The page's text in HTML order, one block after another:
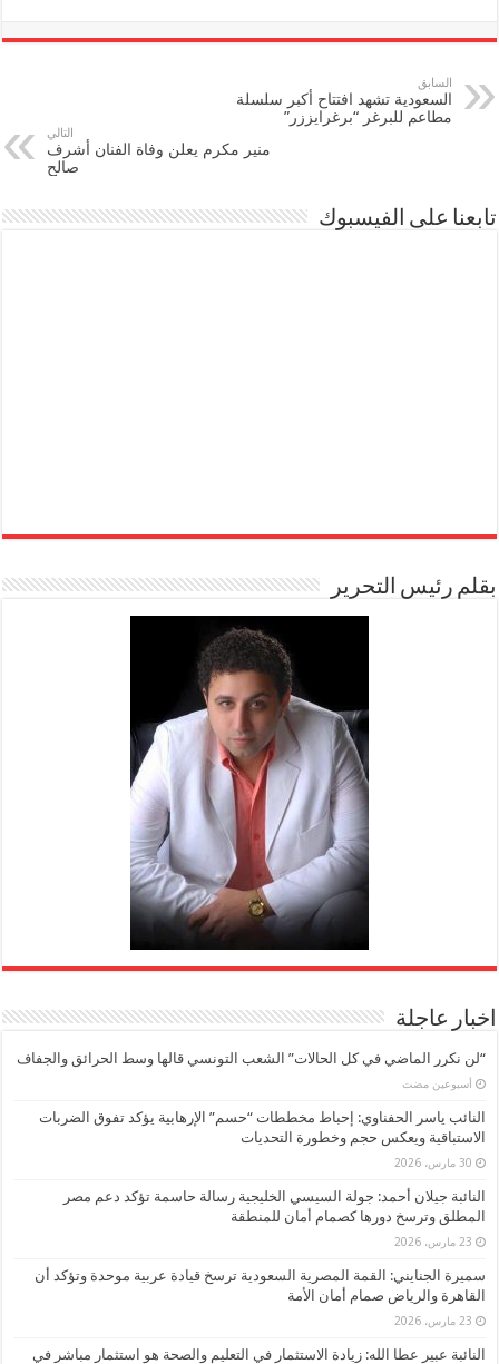
السابق
السعودية تشهد افتتاح أكبر سلسلة
مطاعم للبرغر “برغرايززر”
التالي
منير مكرم يعلن وفاة الفنان أشرف
صالح
تابعنا على الفيسبوك
بقلم رئيس التحرير
اخبار عاجلة
“لن نكرر الماضي في كل الحالات” الشعب التونسي قالها وسط الحرائق والجفاف
‏أسبوعين مضت
النائب ياسر الحفناوي: إحباط مخططات “حسم” الإرهابية يؤكد تفوق الضربات
الاستباقية ويعكس حجم وخطورة التحديات
30 مارس، 2026
النائبة جيلان أحمد: جولة السيسي الخليجية رسالة حاسمة تؤكد دعم مصر
المطلق وترسخ دورها كصمام أمان للمنطقة
23 مارس، 2026
سميرة الجنايني: القمة المصرية السعودية ترسخ قيادة عربية موحدة وتؤكد أن
القاهرة والرياض صمام أمان الأمة
23 مارس، 2026
النائبة عبير عطا الله: زيادة الاستثمار في التعليم والصحة هو استثمار مباشر في